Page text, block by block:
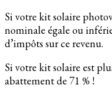
Si votre kit solaire
nominale égale ou
d’impôts sur ce revenu.
Si votre kit solaire est
abattement de 71 % !